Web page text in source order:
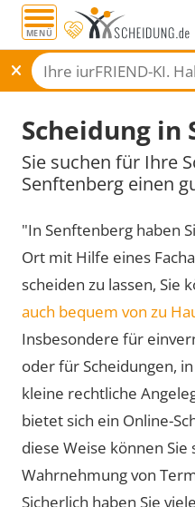
MENÜ
Scheidung in
Sie suchen für Ihre
Senftenberg einen
"In Senftenberg haben
Ort mit Hilfe eines
scheiden zu lassen, Sie
auch bequem von zu
Insbesondere für
oder für Scheidungen,
kleine rechtliche
bietet sich ein Online-
diese Weise können
Wahrnehmung von
Sicherlich haben Sie